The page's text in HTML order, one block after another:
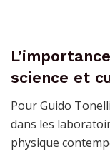
science et
Pour Guido
dans les
physique